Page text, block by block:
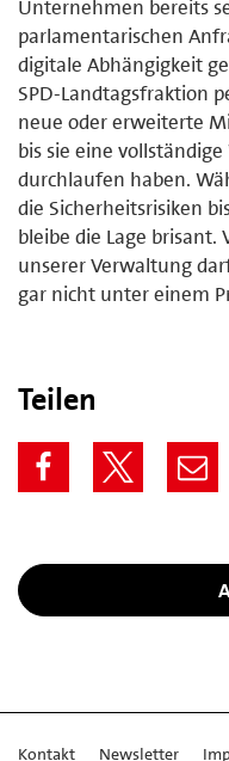
Unternehmen bereits
parlamentarischen
digitale Abhängigkeit
SPD-Landtagsfraktion
neue oder erweiterte
bis sie eine
durchlaufen haben.
die Sicherheitsrisiken
bleibe die Lage brisant.
unserer Verwaltung
gar nicht unter einem
Teilen
Kontakt Newsletter